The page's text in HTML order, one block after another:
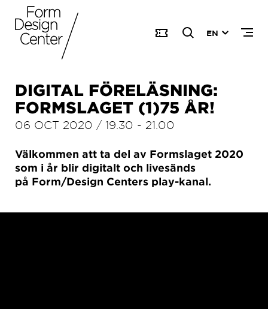
EN
DIGITAL FÖRELÄSNING:
FORMSLAGET (1)75 ÅR!
06 OCT 2020 / 19.30 - 21.00
Välkommen att ta del av Formslaget 2020
som i år blir digitalt och livesänds
på Form/Design Centers play-kanal.